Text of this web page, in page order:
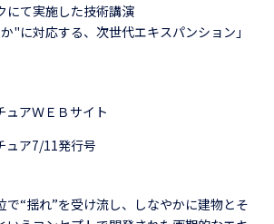
にて実施した技術講演
"に対応する、次世代エキスパンション」
ュアＷＥＢサイト
ュア7/11発行号
で“揺れ”を受け流し、しなやかに建物とそ